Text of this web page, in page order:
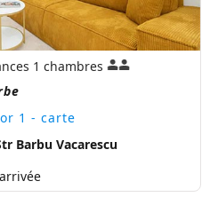
1 chambres
1 - carte
Barbu Vacarescu